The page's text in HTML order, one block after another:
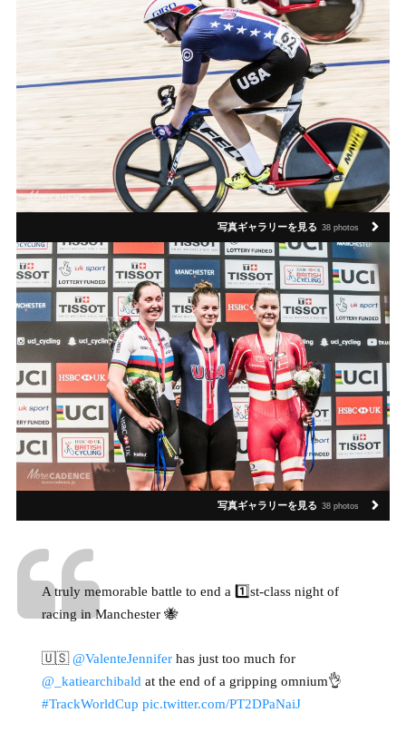
写真ギャラリーを見る 38 photos
写真ギャラリーを見る 38 photos
A truly memorable battle to end a 1️⃣st-class night of
racing in Manchester 🐝
🇺🇸@ValenteJenniferhas just too much for
@_katiearchibald at the end of a gripping omnium👌
#TrackWorldCup pic.twitter.com/PT2DPaNaiJ